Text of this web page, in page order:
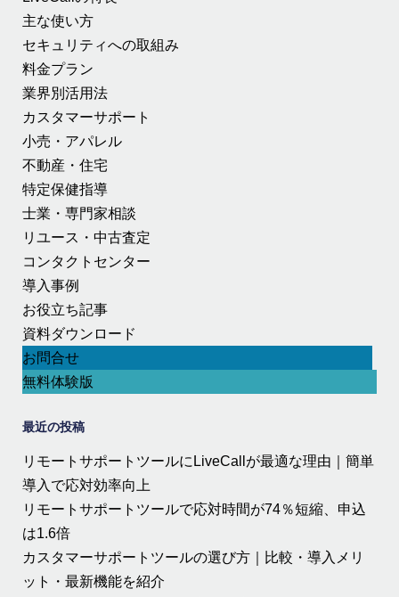
主な使い方
セキュリティへの取組み
料金プラン
業界別活用法
カスタマーサポート
小売・アパレル
不動産・住宅
特定保健指導
士業・専門家相談
リユース・中古査定
コンタクトセンター
導入事例
お役立ち記事
資料ダウンロード
お問合せ
無料体験版
最近の投稿
リモートサポートツールにLiveCallが最適な理由｜簡単
導入で応対効率向上
リモートサポートツールで応対時間が74％短縮、申込
は1.6倍
カスタマーサポートツールの選び方｜比較・導入メリ
ット・最新機能を紹介